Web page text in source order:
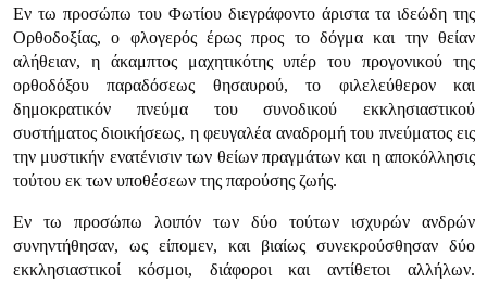
Εν τω προσώπω του Φωτίου διεγράφοντο άριστα τα ιδεώδη της
Ορθοδοξίας, ο φλογερός έρως προς το δόγμα και την θείαν
αλήθειαν, η άκαμπτος μαχητικότης υπέρ του προγονικού της
ορθοδόξου παραδόσεως θησαυρού, το φιλελεύθερον και
δημοκρατικόν πνεύμα του συνοδικού εκκλησιαστικού
συστήματος διοικήσεως, η φευγαλέα αναδρομή του πνεύματος εις
την μυστικήν ενατένισιν των θείων πραγμάτων και η αποκόλλησις
τούτου εκ των υποθέσεων της παρούσης ζωής.
Εν τω προσώπω λοιπόν των δύο τούτων ισχυρών ανδρών
συνηντήθησαν, ως είπομεν, και βιαίως συνεκρούσθησαν δύο
εκκλησιαστικοί κόσμοι, διάφοροι και αντίθετοι αλλήλων.